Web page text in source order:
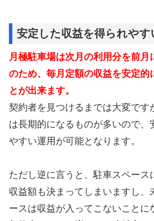
安定した収益を得られやす
月極駐車場は次月の利用分を前月
のため、毎月定額の収益を安定的
とが出来ます。
契約者を見つけるまでは大変です
は長期的になるものが多いので、
やすい運用が可能となります。
ただし逆に言うと、駐車スペース
収益額も決まってしまいますし、
ースは収益が入ってこないことに